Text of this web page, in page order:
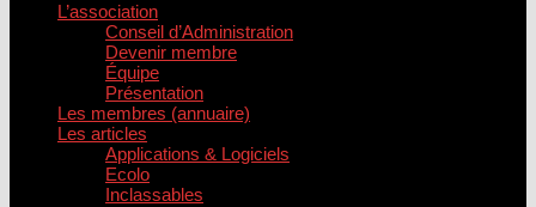
L’association
Conseil d’Administration
Devenir membre
Équipe
Présentation
Les membres (annuaire)
Les articles
Applications & Logiciels
Ecolo
Inclassables